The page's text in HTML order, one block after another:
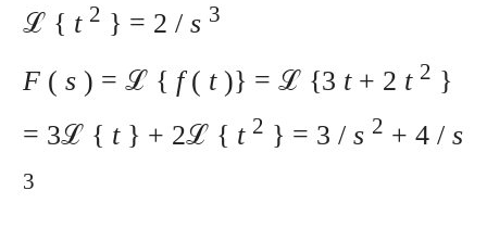
ℒ { t 2 } = 2 / s 3
F ( s ) = ℒ { f( t)} = ℒ {3 t+ 2 t 2 }
= 3ℒ { t} + 2ℒ { t 2 } = 3 / s 2 + 4 / s
3